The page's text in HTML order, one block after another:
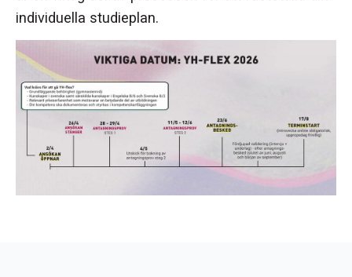
individuella studieplan.